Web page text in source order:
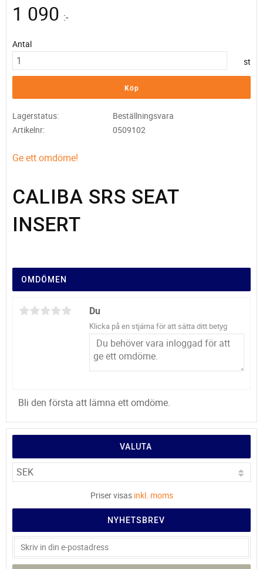
1 090 :-
Antal
st
Köp
Lagerstatus
Beställningsvara
Artikelnr
0509102
Ge ett omdöme!
CALIBA SRS SEAT
INSERT
OMDÖMEN
Du
Klicka på en stjärna för att sätta ditt betyg
Bli den första att lämna ett omdöme.
VALUTA
Priser visas inkl. moms
NYHETSBREV